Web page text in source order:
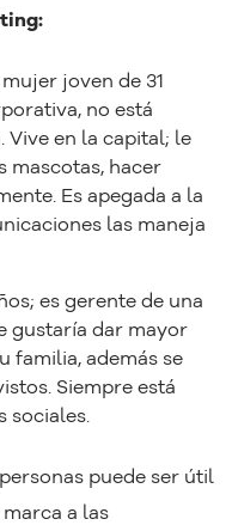
joven de 31
no está
Vive en la capital; le
mascotas, hacer
Es apegada a la
las maneja
es gerente de una
gustaría dar mayor
familia, además se
Siempre está
sociales.
puede ser útil
a las